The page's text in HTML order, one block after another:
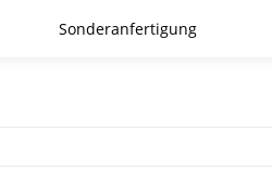
Sonderanfertigung